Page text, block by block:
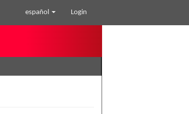
español Login